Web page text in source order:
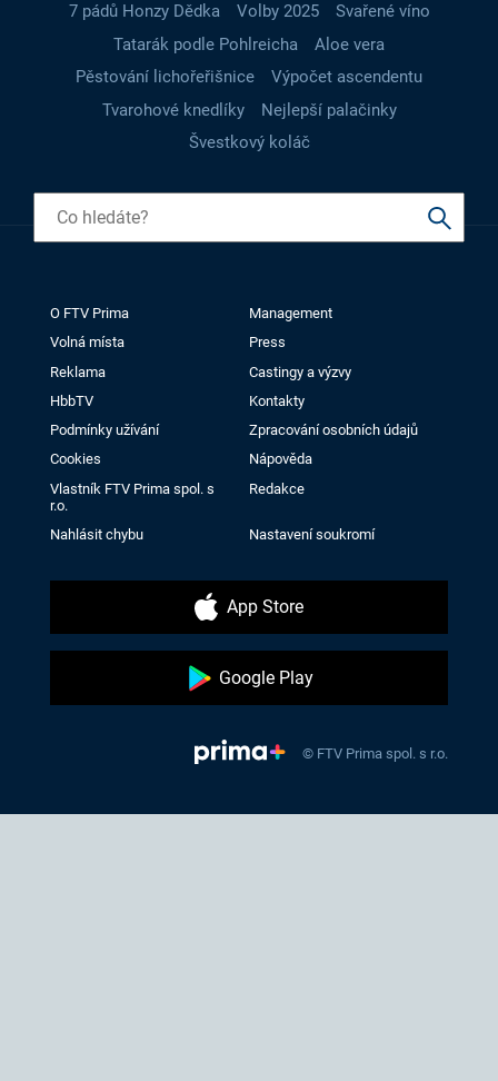
7 pádů Honzy Dědka
Volby 2025
Svařené víno
Tatarák podle Pohlreicha
Aloe vera
Pěstování lichořeřišnice
Výpočet ascendentu
Tvarohové knedlíky
Nejlepší palačinky
Švestkový koláč
O FTV Prima
Management
Volná místa
Press
Reklama
Castingy a výzvy
HbbTV
Kontakty
Podmínky užívání
Zpracování osobních údajů
Cookies
Nápověda
Vlastník FTV Prima spol. s
r.o.
Redakce
Nahlásit chybu Nastavení soukromí
App Store
Google Play
© FTV Prima spol. s r.o.